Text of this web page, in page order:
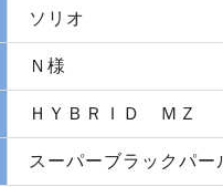
ソリオ
Ｎ様
ＨＹＢＲＩＤ ＭＺ
スーパーブラックパー